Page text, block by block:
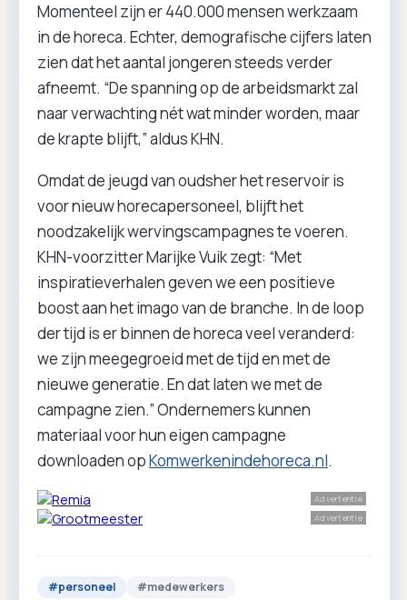
Momenteel zijn er 440.000 mensen werkzaam
in de horeca. Echter, demografische cijfers laten
zien dat het aantal jongeren steeds verder
afneemt. “De spanning op de arbeidsmarkt zal
naar verwachting nét wat minder worden, maar
de krapte blijft,” aldus KHN.
Omdat de jeugd van oudsher het reservoir is
voor nieuw horecapersoneel, blijft het
noodzakelijk wervingscampagnes te voeren.
KHN-voorzitter Marijke Vuik zegt: “Met
inspiratieverhalen geven we een positieve
boost aan het imago van de branche. In de loop
der tijd is er binnen de horeca veel veranderd:
we zijn meegegroeid met de tijd en met de
nieuwe generatie. En dat laten we met de
campagne zien.” Ondernemers kunnen
materiaal voor hun eigen campagne
downloaden opKomwerkenindehoreca.nl.
Advertentie
Advertentie
#personeel #medewerkers